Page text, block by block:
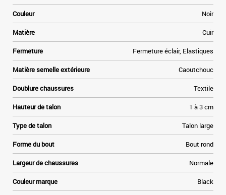
Couleur Noir
Matière Cuir
Fermeture Fermeture éclair, Elastiques
Matière semelle extérieure Caoutchouc
Doublure chaussures Textile
Hauteur de talon 1 à 3 cm
Type de talon Talon large
Forme du bout Bout rond
Largeur de chaussures Normale
Couleur marque Black